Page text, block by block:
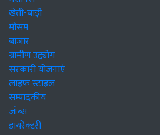
खेती-बाड़ी
मौसम
बाजार
ग्रामीण उद्द्योग
सरकारी योजनाएं
लाइफ स्टाइल
सम्पादकीय
जॉब्स
डायरेक्टरी